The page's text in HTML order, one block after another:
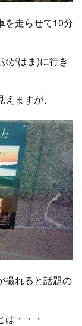
を走らせて10分
がはま)に行き
ますが、
撮れると話題の
・・・